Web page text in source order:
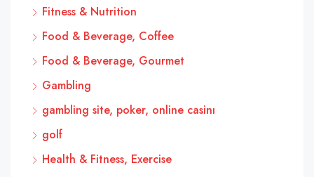
Fitness & Nutrition
Food & Beverage, Coffee
Food & Beverage, Gourmet
Gambling
gambling site, poker, online casinı
golf
Health & Fitness, Exercise